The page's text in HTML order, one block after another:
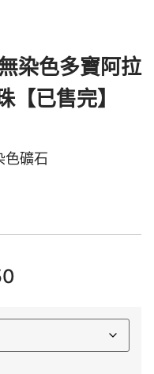
染色多寶阿拉
已售完】
色礦石